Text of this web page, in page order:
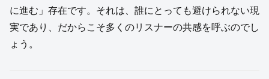
に進む」存在です。それは、誰にとっても避けられない現
実であり、だからこそ多くのリスナーの共感を呼ぶのでし
ょう。